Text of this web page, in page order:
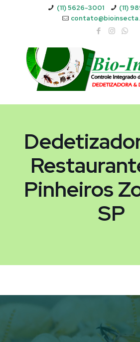
(11) 5626-3001
(11)
Pinheiros
SP